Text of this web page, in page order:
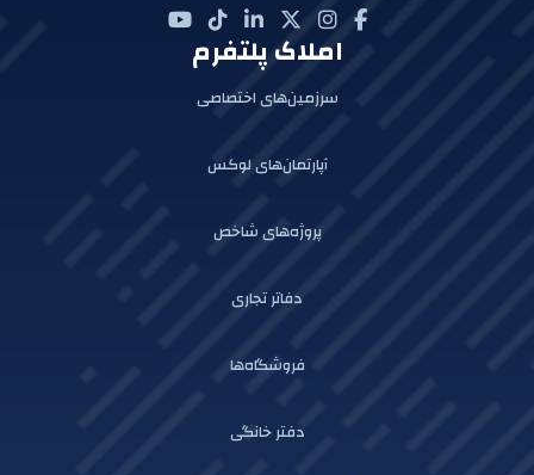
املاک پلتفرم
سرزمین‌های اختصاصی
آپارتمان‌های لوکس
پروژه‌های شاخص
دفاتر تجاری
فروشگاه‌ها
دفتر خانگی